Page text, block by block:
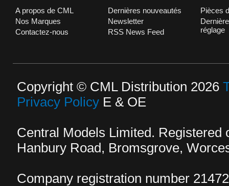
A propos de CML
Nos Marques
Contactez-nous
Dernières nouveautés
Newsletter
RSS News Feed
Pièces
réglage
Copyright © CML Distribution 2026
Privacy Policy E & OE
Central Models Limited. Registered
Hanbury Road, Bromsgrove,
Company registration number